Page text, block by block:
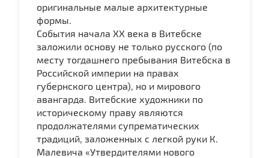
оригинальные малые архитектурные
формы.
События начала ХХ века в Витебске
заложили основу не только русского (по
месту тогдашнего пребывания Витебска в
Российской империи на правах
губернского центра), но и мирового
авангарда. Витебские художники по
историческому праву являются
продолжателями супрематических
традиций, заложенных с легкой руки К.
Малевича «Утвердителями нового